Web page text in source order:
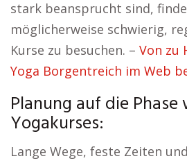
stark beansprucht sind,
möglicherweise schwierig,
Kurse zu besuchen. – Von zu
Yoga Borgentreich im Web
Planung auf die
Yogakurses:
Lange Wege, feste Zeiten